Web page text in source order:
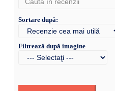
Sortare după:
Filtrează după imagine